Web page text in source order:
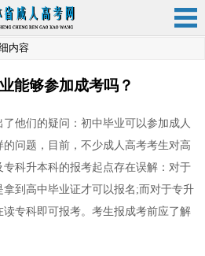
内容
能够参加成考吗？
他们的疑问：初中毕业可以参加成人
问题，目前，不少成人高考考生对高
科升本科的报考起点存在误解：对于
到高中毕业证才可以报名;而对于专升
专科即可报考。考生报成考前应了解